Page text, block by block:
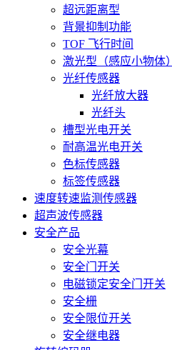
超远距离型
背景抑制功能
TOF 飞行时间
激光型（感应小物体）
光纤传感器
光纤放大器
光纤头
槽型光电开关
耐高温光电开关
色标传感器
标签传感器
速度转速监测传感器
超声波传感器
安全产品
安全光幕
安全门开关
电磁锁定安全门开关
安全栅
安全限位开关
安全继电器